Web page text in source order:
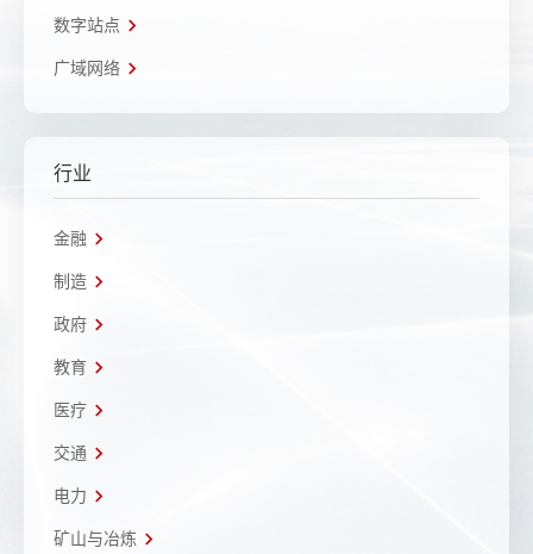
数字站点
广域网络
行业
金融
制造
政府
教育
医疗
交通
电力
矿山与冶炼